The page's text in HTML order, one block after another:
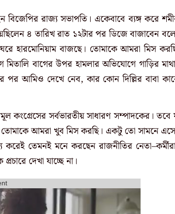
বিজেপির রাজ্য সভাপতি। একেবাবে ব্যঙ্গ করে
৪ তারিখ রাত ১২টার পর ডিজে বাজাবেন
হারমোনিয়াম বাজছে। তোমাকে আমরা মিস
বাগের উপর হামলার অভিযোগে গাড়ির
পর আমিও দেখে নেব, কার কোন দিল্লির বাবা
কংগ্রেসের সর্বভারতীয় সাধারণ সম্পাদকের। তবে
তোমাকে আমরা খুব মিস করছি। একটু তো সামনে
তেমনই মনে করছেন রাজনীতির
দেখা যাচ্ছে না।